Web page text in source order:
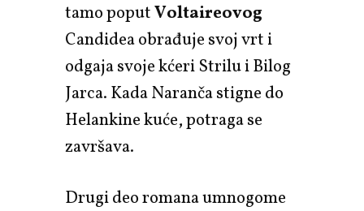
tamo poputVoltaireovog
Candidea obrađuje svoj vrt i
odgaja svoje kćeri Strilu i Bilog
Jarca. Kada Naranča stigne do
Helankine kuće, potraga se
završava.
Drugi deo romana umnogome